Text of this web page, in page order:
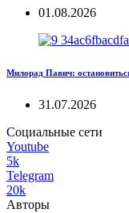
01.08.2026
Милорад Павич:
31.07.2026
Социальные сети
Youtube
5k
Telegram
20k
Авторы